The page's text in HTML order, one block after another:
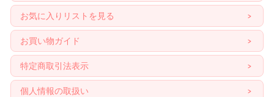
お気に入りリストを見る
お買い物ガイド
特定商取引法表示
個人情報の取扱い